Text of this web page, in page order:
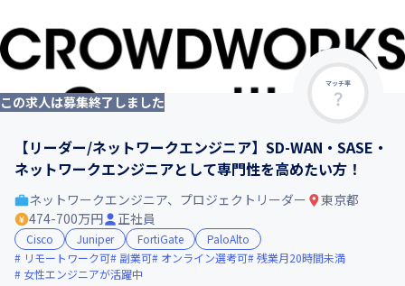
マッチ率
この求人は募集終了しました
【リーダー/ネットワークエンジニア】SD-WAN・SASE・
ネットワークエンジニアとして専門性を高めたい方！
ネットワークエンジニア、プロジェクトリーダー
東京都
474-700万円
正社員
Cisco Juniper FortiGate
PaloAlto
リモートワーク可
副業可 オンライン選考可 残業月20時間未満
女性エンジニアが活躍中